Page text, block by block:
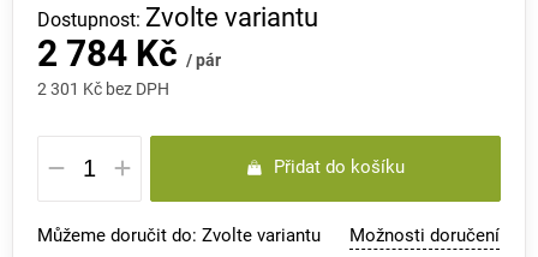
2 784 Kč / pár
2 301 Kč bez DPH
Měrná
cena:
Zvolte variantu
Přidat do košíku
Můžeme doručit do: Zvolte variantu Možnosti doručení